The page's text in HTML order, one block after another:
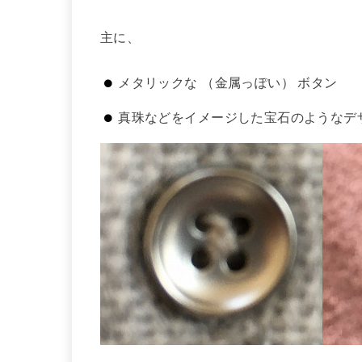
主に、
メタリックな （金属っぽい） ボタン
真珠などをイメージした宝石のようなデ